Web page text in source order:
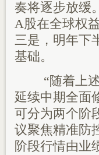
奏将逐步放缓
A股在全球权
三是，明年下
基础。
“随着上述
延续中期全面
可分为两个阶
议聚焦精准防
阶段行情由业